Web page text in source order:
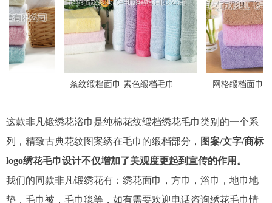
这款非凡锻绣花浴巾是纯棉花纹缎档绣花毛巾类别的一个系
列，精致古典花纹图案绣在毛巾的缎档部分， 图案/文字/商标
logo绣花毛巾设计不仅增加了美观度更起到宣传的作用。
我们的同款非凡锻绣花有：绣花面巾，方巾，浴巾，地巾地
垫，毛巾被，毛巾毯等，如有需要欢迎电话咨询绣花毛巾情
条纹缎档面巾 素色缎档毛巾 网格缎档面巾 断档面巾